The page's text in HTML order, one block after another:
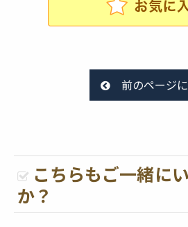
前のページ
こちらもご一緒に
か？